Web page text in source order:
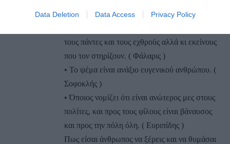
Data Deletion Data Access Privacy Policy
απαλλαγμένος από όλες τις δυσκολίες φοβάται
τους πάντες και τους εχθρούς αλλά κι εκείνους
που τον στηρίζουν. ( Φάλαρις )
• Το ψέμα είναι ανάξιο ευγενικού ανθρώπου. (
Σοφοκλής )
• Όποιος νομίζει ότι είναι ανώτερος μες στους
πολίτες, και προς τους φίλους είναι βάναυσος
και προς την πόλη όλη. ( Ευριπίδης )
Πως είσαι άνθρωπος να ξέρεις και να θυμάσαι